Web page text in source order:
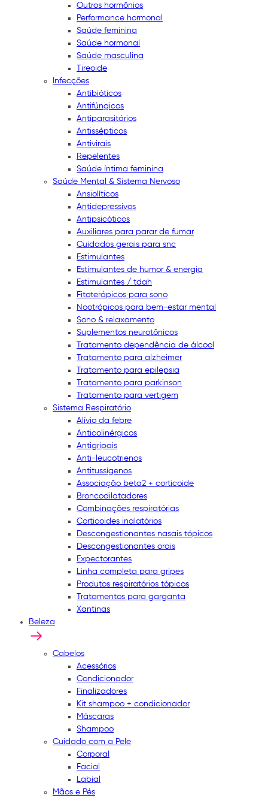
Outros hormônios
Performance hormonal
Saúde feminina
Saúde hormonal
Saúde masculina
Tireoide
Infecções
Antibióticos
Antifúngicos
Antiparasitários
Antissépticos
Antivirais
Repelentes
Saúde íntima feminina
Saúde Mental & Sistema Nervoso
Ansiolíticos
Antidepressivos
Antipsicóticos
Auxiliares para parar de fumar
Cuidados gerais para snc
Estimulantes
Estimulantes de humor & energia
Estimulantes / tdah
Fitoterápicos para sono
Nootrópicos para bem-estar mental
Sono & relaxamento
Suplementos neurotônicos
Tratamento dependência de álcool
Tratamento para alzheimer
Tratamento para epilepsia
Tratamento para parkinson
Tratamento para vertigem
Sistema Respiratório
Alívio da febre
Anticolinérgicos
Antigripais
Anti-leucotrienos
Antitussígenos
Associação beta2 + corticoide
Broncodilatadores
Combinações respiratórias
Corticoides inalatórios
Descongestionantes nasais tópicos
Descongestionantes orais
Expectorantes
Linha completa para gripes
Produtos respiratórios tópicos
Tratamentos para garganta
Xantinas
Beleza
Cabelos
Acessórios
Condicionador
Finalizadores
Kit shampoo + condicionador
Máscaras
Shampoo
Cuidado com a Pele
Corporal
Facial
Labial
Mãos e Pés